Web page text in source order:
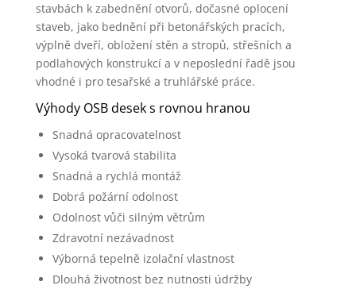
stavbách k zabednění otvorů, dočasné oplocení
staveb, jako bednění při betonářských pracích,
výplně dveří, obložení stěn a stropů, střešních a
podlahových konstrukcí a v neposlední řadě jsou
vhodné i pro tesařské a truhlářské práce.
Výhody OSB desek s rovnou hranou
Snadná opracovatelnost
Vysoká tvarová stabilita
Snadná a rychlá montáž
Dobrá požární odolnost
Odolnost vůči silným větrům
Zdravotní nezávadnost
Výborná tepelně izolační vlastnost
Dlouhá životnost bez nutnosti údržby